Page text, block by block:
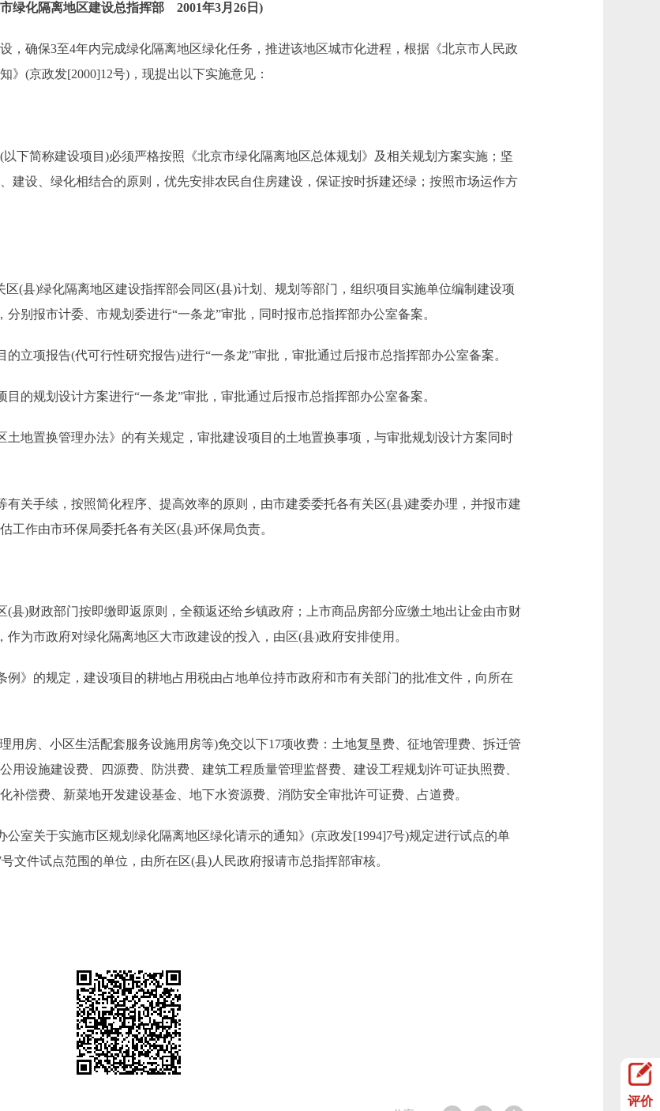
绿化隔离地区建设总指挥部 2001年3月26日)
确保3至4年内完成绿化隔离地区绿化任务，推进该地区城市化进程，根据《北京市人民政
》(京政发[2000]12号)，现提出以下实施意见：
简称建设项目)必须严格按照《北京市绿化隔离地区总体规划》及相关规划方案实施；坚
建设、绿化相结合的原则，优先安排农民自住房建设，保证按时拆建还绿；按照市场运作方
县)绿化隔离地区建设指挥部会同区(县)计划、规划等部门，组织项目实施单位编制建设项
别报市计委、市规划委进行“一条龙”审批，同时报市总指挥部办公室备案。
项报告(代可行性研究报告)进行“一条龙”审批，审批通过后报市总指挥部办公室备案。
规划设计方案进行“一条龙”审批，审批通过后报市总指挥部办公室备案。
地置换管理办法》的有关规定，审批建设项目的土地置换事项，与审批规划设计方案同时
手续，按照简化程序、提高效率的原则，由市建委委托各有关区(县)建委办理，并报市建
工作由市环保局委托各有关区(县)环保局负责。
)财政部门按即缴即返原则，全额返还给乡镇政府；上市商品房部分应缴土地出让金由市财
为市政府对绿化隔离地区大市政建设的投入，由区(县)政府安排使用。
的规定，建设项目的耕地占用税由占地单位持市政府和市有关部门的批准文件，向所在
房、小区生活配套服务设施用房等)免交以下17项收费：土地复垦费、征地管理费、拆迁管
用设施建设费、四源费、防洪费、建筑工程质量管理监督费、建设工程规划许可证执照费、
补偿费、新菜地开发建设基金、地下水资源费、消防安全审批许可证费、占道费。
关于实施市区规划绿化隔离地区绿化请示的通知》(京政发[1994]7号)规定进行试点的单
文件试点范围的单位，由所在区(县)人民政府报请市总指挥部审核。
评价